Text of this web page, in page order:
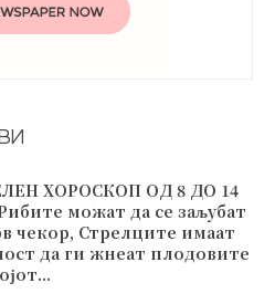
ХОРОСКОП ОД 8 ДО 14
можат да се заљубат
чекор, Стрелците имаат
да ги жнеат плодовите